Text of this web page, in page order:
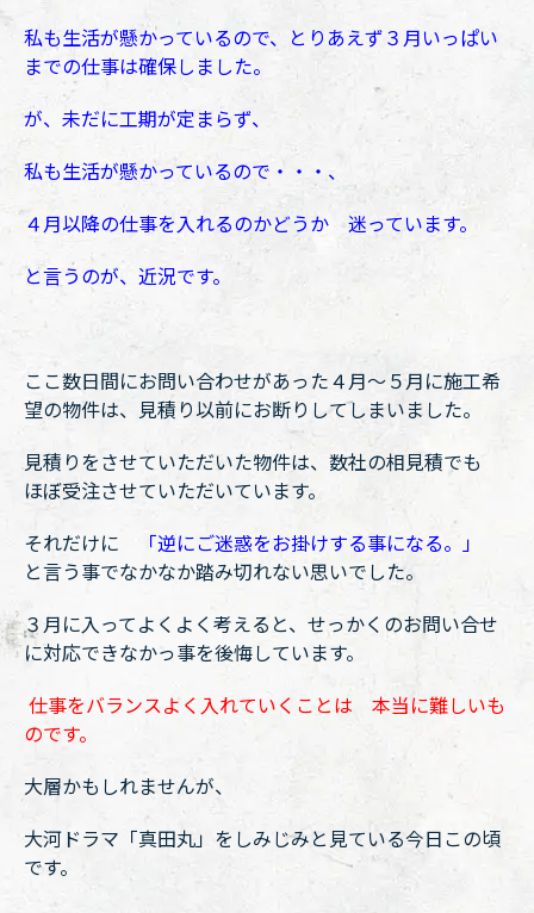
私も生活が懸かっているので、とりあえず３月いっぱい
までの仕事は確保しました。
が、未だに工期が定まらず、
私も生活が懸かっているので・・・、
４月以降の仕事を入れるのかどうか 迷っています。
と言うのが、近況です。
ここ数日間にお問い合わせがあった４月〜５月に施工希
望の物件は、見積り以前にお断りしてしまいました。
見積りをさせていただいた物件は、数社の相見積でも
ほぼ受注させていただいています。
それだけに
「逆にご迷惑をお掛けする事になる。」
と言う事でなかなか踏み切れない思いでした。
３月に入ってよくよく考えると、せっかくのお問い合せ
に対応できなかっ事を後悔しています。
仕事をバランスよく入れていくことは 本当に難しいも
のです。
大層かもしれませんが、
大河ドラマ「真田丸」をしみじみと見ている今日この頃
です。